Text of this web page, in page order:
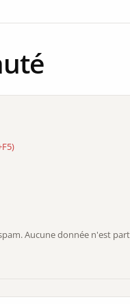
Aucune donnée n'est